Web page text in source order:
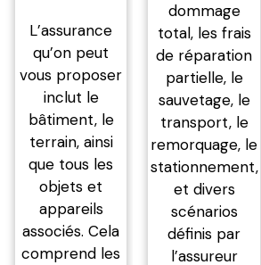
L’assurance
qu’on peut
vous proposer
inclut le
bâtiment, le
terrain, ainsi
que tous les
objets et
appareils
associés. Cela
comprend les
dommage
total, les frais
de réparation
partielle, le
sauvetage, le
transport, le
remorquage, le
stationnement,
et divers
scénarios
définis par
l’assureur